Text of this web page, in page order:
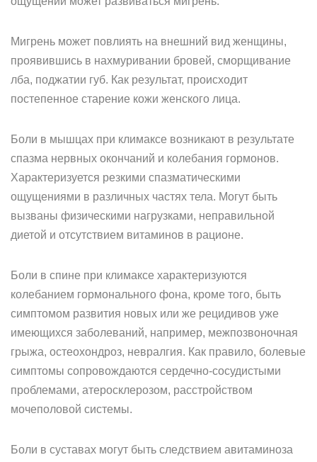
Мигрень может повлиять на внешний вид женщины,
проявившись в нахмуривании бровей, сморщивание
лба, поджатии губ. Как результат, происходит
постепенное старение кожи женского лица.
Боли в мышцах при климаксе возникают в результате
спазма нервных окончаний и колебания гормонов.
Характеризуется резкими спазматическими
ощущениями в различных частях тела. Могут быть
вызваны физическими нагрузками, неправильной
диетой и отсутствием витаминов в рационе.
Боли в спине при климаксе характеризуются
колебанием гормонального фона, кроме того, быть
симптомом развития новых или же рецидивов уже
имеющихся заболеваний, например, межпозвоночная
грыжа, остеохондроз, невралгия. Как правило, болевые
симптомы сопровождаются сердечно-сосудистыми
проблемами, атеросклерозом, расстройством
мочеполовой системы.
Боли в суставах могут быть следствием авитаминоза